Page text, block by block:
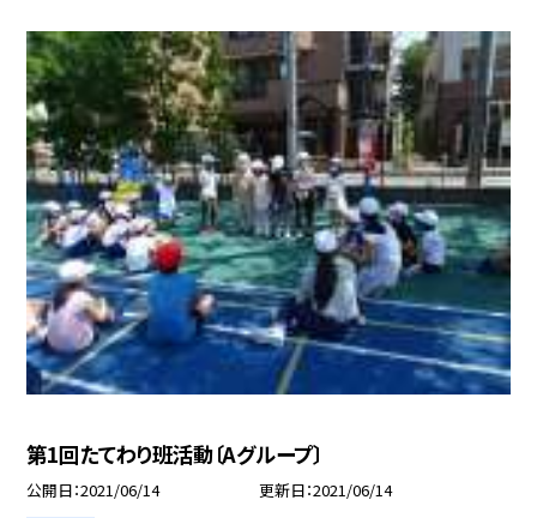
第1回たてわり班活動〔Aグループ〕
公開日 2021/06/14 更新日 2021/06/14